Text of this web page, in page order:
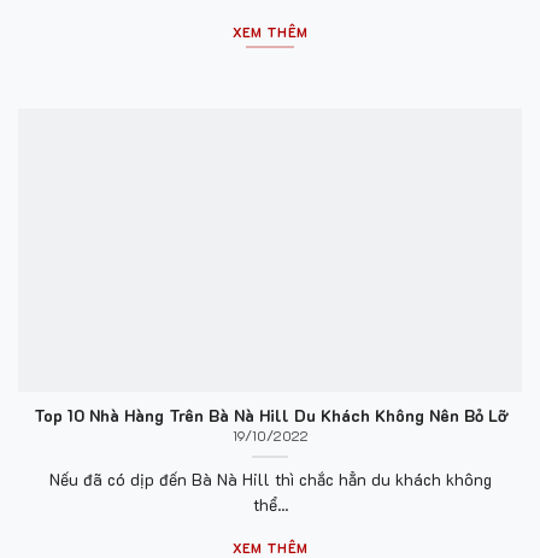
XEM THÊM
Top 10 Nhà Hàng Trên Bà Nà Hill Du Khách Không Nên Bỏ Lỡ
19/10/2022
Nếu đã có dịp đến Bà Nà Hill thì chắc hẳn du khách không
thể...
XEM THÊM